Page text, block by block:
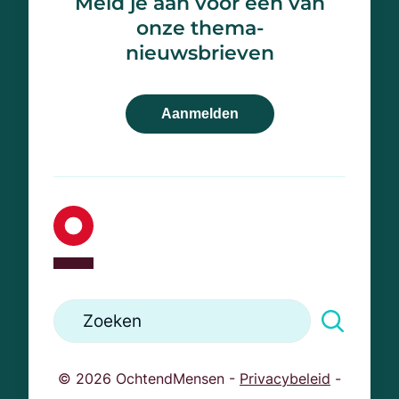
3800 AX Amersfoort
033 467 77 46
onze thema-
nieuwsbrieven
Aanmelden
© 2026 OchtendMensen - Privacybeleid -